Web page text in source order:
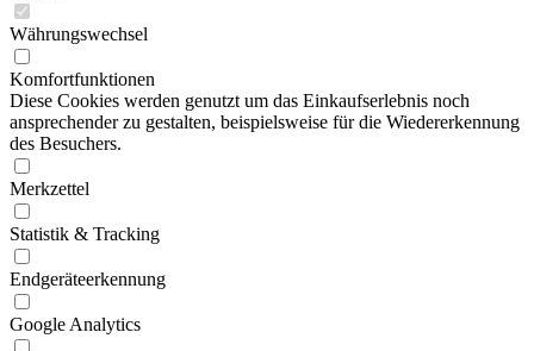
Währungswechsel
Komfortfunktionen
Diese Cookies werden genutzt um das Einkaufserlebnis noch
ansprechender zu gestalten, beispielsweise für die Wiedererkennung
des Besuchers.
Merkzettel
Statistik & Tracking
Endgeräteerkennung
Google Analytics